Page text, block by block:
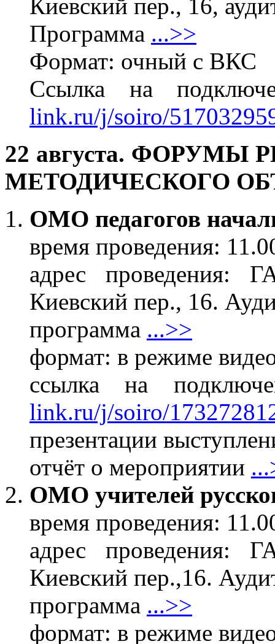
Киевский пер., 16,
Программа ...>>
Формат: очный с ВКС
Ссылка на
link.ru/j/soiro/
22 августа. ФОРУМЫ
МЕТОДИЧЕСКОГО
ОМО педагогов
время проведения:
адрес
Киевский пер., 16.
программа ...>>
формат: в режиме
ссылка на
link.ru/j/soiro/
презентации
отчёт о мероприятии
ОМО учителей
время проведения:
адрес
Киевский пер.,16.
программа ...>>
формат: в режиме